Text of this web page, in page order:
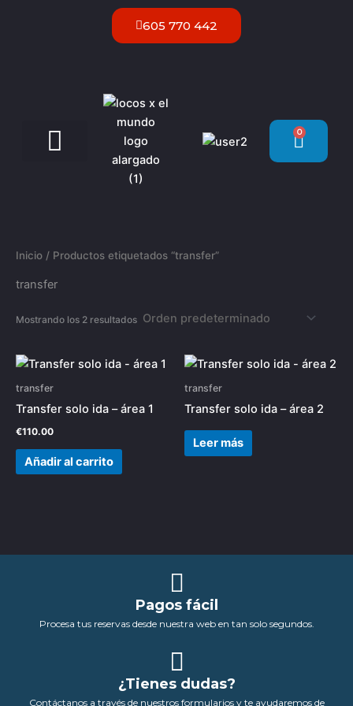
605 770 442
0
Inicio / Productos etiquetados “transfer”
transfer
Mostrando los 2 resultados
transfer
Transfer solo ida – área 1
€110.00
Añadir al carrito
transfer
Transfer solo ida – área 2
Leer más
Pagos fácil
Procesa tus reservas desde nuestra web en tan solo segundos.
¿Tienes dudas?
Contáctanos a través de nuestros formularios y te ayudaremos de